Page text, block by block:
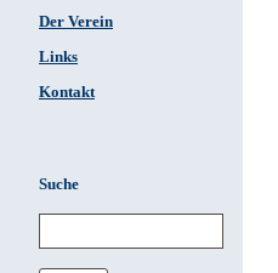
Der Verein
Links
Kontakt
Suche